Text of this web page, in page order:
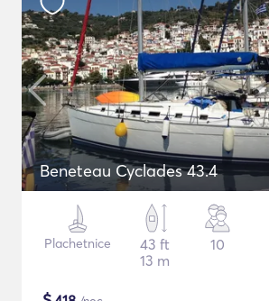
Beneteau Cyclades 43.4
Plachetnice
43 ft
13 m
10